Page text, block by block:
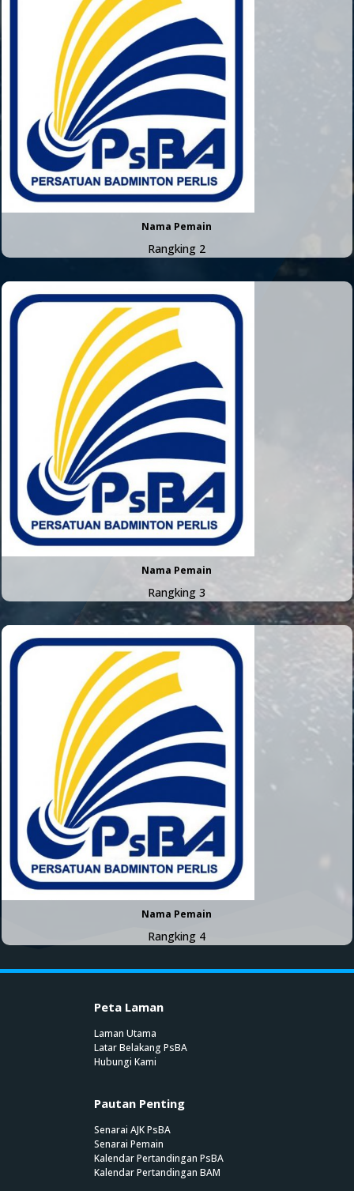
Nama Pemain
Rangking 2
Nama Pemain
Rangking 3
Nama Pemain
Rangking 4
Peta Laman
Laman Utama
Latar Belakang PsBA
Hubungi Kami
Pautan Penting
Senarai AJK PsBA
Senarai Pemain
Kalendar Pertandingan PsBA
Kalendar Pertandingan BAM